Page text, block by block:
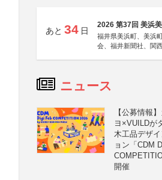
あと 34 日
2026 第37回 美浜
福井県美浜町、美浜
会、福井新聞社、関
ニュース
【公募情報
ヨ×VUILDが
木工品デザ
ョン「CDM
開催